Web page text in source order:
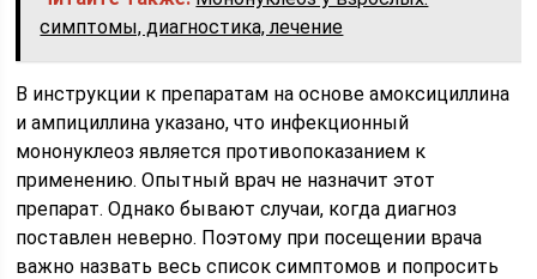
симптомы, диагностика, лечение
В инструкции к препаратам на основе амоксициллина
и ампициллина указано, что инфекционный
мононуклеоз является противопоказанием к
применению. Опытный врач не назначит этот
препарат. Однако бывают случаи, когда диагноз
поставлен неверно. Поэтому при посещении врача
важно назвать весь список симптомов и попросить